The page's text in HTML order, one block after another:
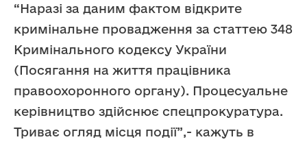
“Наразі за даним фактом відкрите
кримінальне провадження за статтею 348
Кримінального кодексу України
(Посягання на життя працівника
правоохоронного органу). Процесуальне
керівництво здійснює спецпрокуратура.
Триває огляд місця події”,- кажуть в